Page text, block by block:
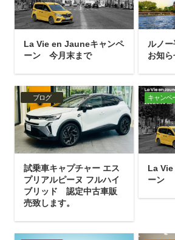
La Vie en Jauneキャンペ
ーン 今月末まで
ルノ
お知ら
ブログ
試乗車キャプチャー エス
プリアルピーヌ フルハイ
ブリッド 認定中古車販
売致します。
キャンペ
La
ーン